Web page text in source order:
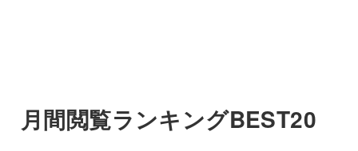
月間閲覧ランキングBEST20